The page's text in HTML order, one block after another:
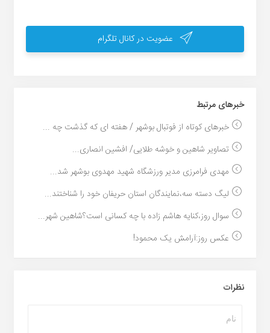
عضویت در کانال تلگرام
خبر‌های مرتبط
خبرهای کوتاه از فوتبال بوشهر / هفته ای که گذشت چه ...
تصاویر شاهین و خوشه طلایی/ افشین انصاری...
مهدی فرامرزی مدیر ورزشگاه شهید مهدوی بوشهر شد...
لیگ دسته سه،نمایندگان استان حریفان خود را شناختند...
سوال روز،کنایه هاشم زاده با چه کسانی است؟شاهین شهر...
عکس روز:آرامش یک محمود!
نظرات